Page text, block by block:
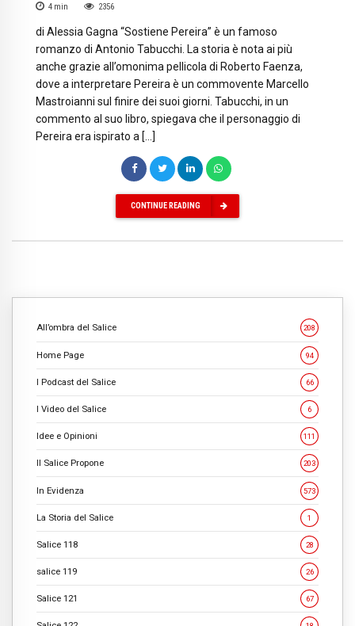
4 min 2356
di Alessia Gagna “Sostiene Pereira” è un famoso
romanzo di Antonio Tabucchi. La storia è nota ai più
anche grazie all’omonima pellicola di Roberto Faenza,
dove a interpretare Pereira è un commovente Marcello
Mastroianni sul finire dei suoi giorni. Tabucchi, in un
commento al suo libro, spiegava che il personaggio di
Pereira era ispirato a […]
CONTINUE READING
All’ombra del Salice 208
Home Page 94
I Podcast del Salice 66
I Video del Salice 6
Idee e Opinioni 111
Il Salice Propone 203
In Evidenza 573
La Storia del Salice 1
Salice 118 28
salice 119 26
Salice 121 67